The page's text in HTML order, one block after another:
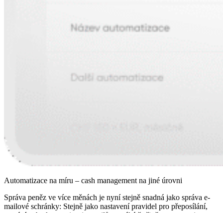
Automatizace na míru – cash management na jiné úrovni
Správa peněz ve více měnách je nyní stejně snadná jako správa e-
mailové schránky: Stejně jako nastavení pravidel pro přeposílání,